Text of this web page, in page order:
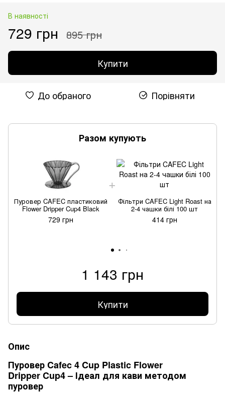
В наявності
729 грн 895 грн
Купити
До обраного Порівняти
Разом купують
Пуровер CAFEC пластиковий
Flower Dripper Cup4 Black
729 грн
Фільтри CAFEC Light Roast на
2-4 чашки білі 100 шт
414 грн
1 143 грн
Купити
Опис
Пуровер Cafec 4 Cup Plastic Flower
Dripper Cup4 – Ідеал для кави методом
пуровер